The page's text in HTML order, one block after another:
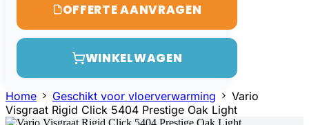
OFFERTE AANVRAGEN
WINKELWAGEN
Home Geschikt voor vloerverwarming
Vario
Visgraat Rigid Click 5404 Prestige Oak Light